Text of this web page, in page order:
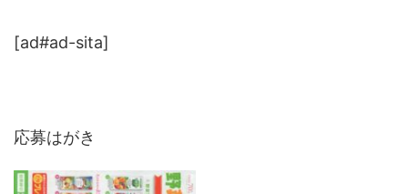
[ad#ad-sita]
応募はがき